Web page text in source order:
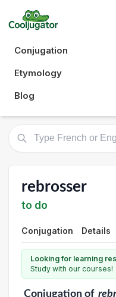
Conjugation
Etymology
Blog
rebrosser
to do
Conjugation Details
Looking for learning
Study with our courses!
Conjugationof